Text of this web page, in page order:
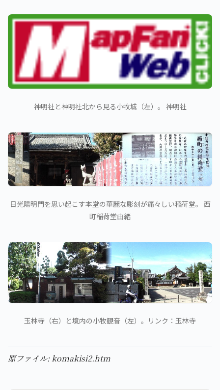
神明社と神明社北から見る小牧城（左）。 神明社
日光陽明門を思い起こす本堂の華麗な彫刻が痛々しい稲荷堂。 西
町稲荷堂由緒
玉林寺（右）と境内の小牧観音（左）。リンク：玉林寺
原ファイル: komakisi2.htm